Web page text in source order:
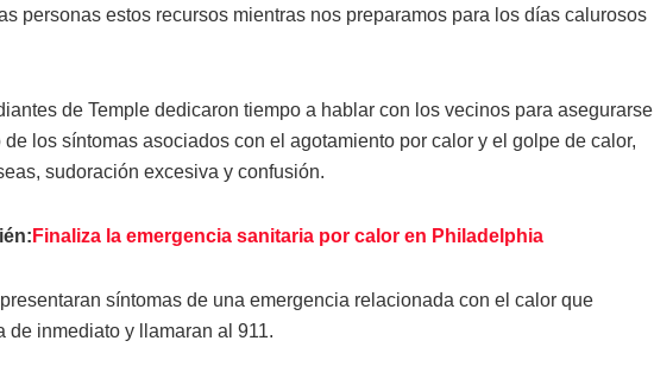
personas estos recursos mientras nos preparamos para los días calurosos
de Temple dedicaron tiempo a hablar con los vecinos para asegurarse
los síntomas asociados con el agotamiento por calor y el golpe de calor,
sudoración excesiva y confusión.
Finaliza la emergencia sanitaria por calor en Philadelphia
síntomas de una emergencia relacionada con el calor que
de inmediato y llamaran al 911.